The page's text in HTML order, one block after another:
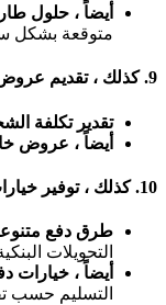
أيضاً ، حلول
متوقعة بشكل
9. كذلك ، تقديم
تقدير تكلفة
أيضاً ، عروض
10. كذلك ، توفير
طرق دفع
التحويلات
أيضاً ، خيارات
التسليم حسب